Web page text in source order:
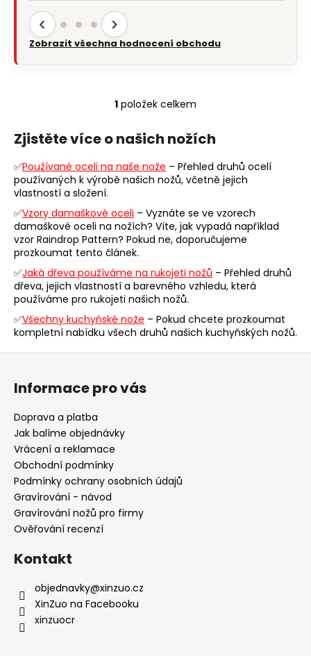
‹ ›
Zobrazit všechna hodnocení obchodu
O
l
d
a
í
p
r
v
k
y
ý
p
i
1 položek celkem
Zjistěte více o našich nožích
✅Používané oceli na naše nože – Přehled druhů ocelí
používaných k výrobě našich nožů, včetně jejich
vlastností a složení.
✅Vzory damaškové oceli – Vyznáte se ve vzorech
damaškové oceli na nožích? Víte, jak vypadá například
vzor Raindrop Pattern? Pokud ne, doporučujeme
prozkoumat tento článek.
✅Jaká dřeva používáme na rukojeti nožů – Přehled druhů
dřeva, jejich vlastností a barevného vzhledu, která
používáme pro rukojeti našich nožů.
✅Všechny kuchyňské nože – Pokud chcete prozkoumat
kompletní nabídku všech druhů našich kuchyňských nožů.
Informace pro vás
Doprava a platba
Jak balíme objednávky
Vrácení a reklamace
Obchodní podmínky
Podmínky ochrany osobních údajů
Gravírování - návod
Gravírování nožů pro firmy
Ověřování recenzí
Kontakt
objednavky@xinzuo.cz
XinZuo na Facebooku
xinzuocr